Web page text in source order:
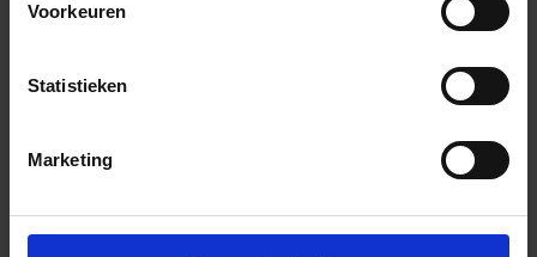
Voorkeuren
Statistieken
Marketing
Foto’s ({{photos.length}})